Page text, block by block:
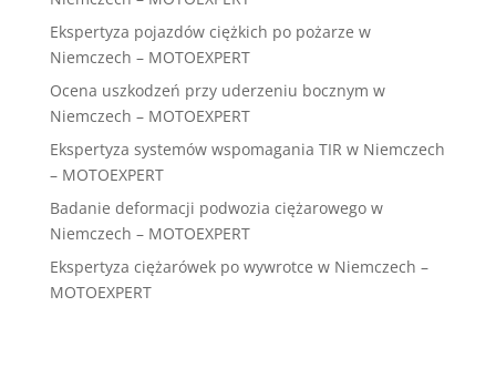
Ekspertyza pojazdów ciężkich po pożarze w
Niemczech – MOTOEXPERT
Ocena uszkodzeń przy uderzeniu bocznym w
Niemczech – MOTOEXPERT
Ekspertyza systemów wspomagania TIR w Niemczech
– MOTOEXPERT
Badanie deformacji podwozia ciężarowego w
Niemczech – MOTOEXPERT
Ekspertyza ciężarówek po wywrotce w Niemczech –
MOTOEXPERT